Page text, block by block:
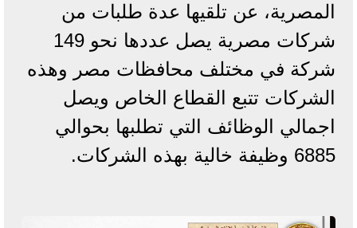
المصرية، عن تلقيها عدة طلبات من
شركات مصرية يصل عددها نحو 149
شركة في مختلف محافظات مصر وهذه
الشركات تتبع القطاع الخاص ويصل
اجمالي الوظائف التي تطلبها بحوالي
6885 وظيفة خالية بهذه الشركات.